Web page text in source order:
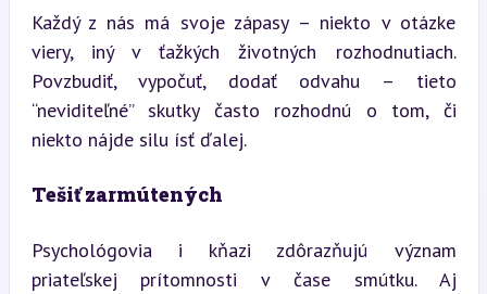
Každý z nás má svoje zápasy – niekto v otázke
viery, iný v ťažkých životných rozhodnutiach.
Povzbudiť, vypočuť, dodať odvahu – tieto
“neviditeľné” skutky často rozhodnú o tom, či
niekto nájde silu ísť ďalej.
Tešiť zarmútených
Psychológovia i kňazi zdôrazňujú význam
priateľskej prítomnosti v čase smútku. Aj